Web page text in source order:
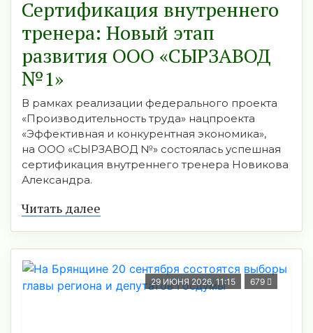
Сертификация внутреннего
тренера: Новый этап
развития ООО «СЫРЗАВОД
№1»
В рамках реализации федерального проекта
«Производительность труда» нацпроекта
«Эффективная и конкурентная экономика»,
на ООО «СЫРЗАВОД №» состоялась успешная
сертификация внутреннего тренера Новикова
Александра.
Читать далее
29 ИЮНЯ 2026, 11:15 679